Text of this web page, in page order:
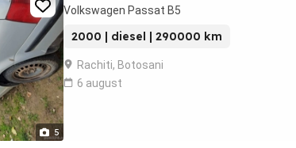
5
Volkswagen Passat B5
2000 | diesel | 290000 km
Rachiti, Botosani
6 august